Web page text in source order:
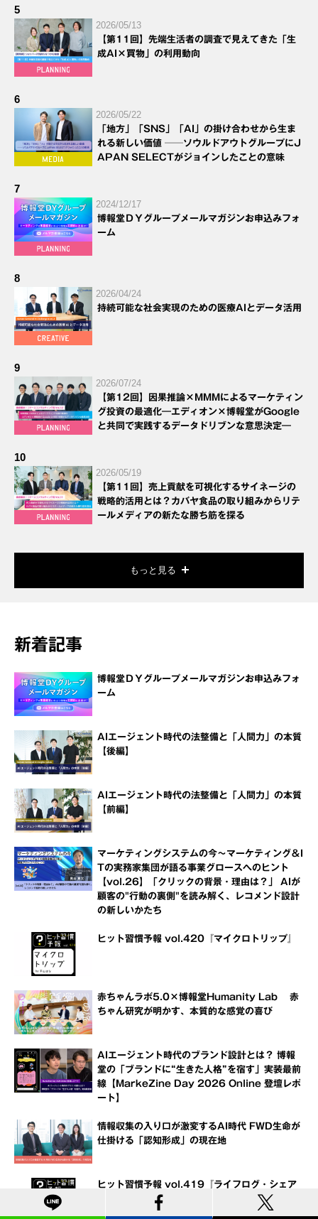
5
2026/05/13
【第11回】先端生活者の調査で見えてきた「生
成AI×買物」の利用動向
6
2026/05/22
「地方」「SNS」「AI」の掛け合わせから生ま
れる新しい価値 ──ソウルドアウトグループにJ
APAN SELECTがジョインしたことの意味
7
2024/12/17
博報堂ＤＹグループメールマガジンお申込みフォ
ーム
8
2026/04/24
持続可能な社会実現のための医療AIとデータ活用
9
2026/07/24
【第12回】因果推論×MMMによるマーケティン
グ投資の最適化―エディオン×博報堂がGoogle
と共同で実践するデータドリブンな意思決定―
10
2026/05/19
【第11回】売上貢献を可視化するサイネージの
戦略的活用とは？カバヤ食品の取り組みからリテ
ールメディアの新たな勝ち筋を探る
もっと見る
新着記事
博報堂ＤＹグループメールマガジンお申込みフォ
ーム
AIエージェント時代の法整備と「人間力」の本質
【後編】
AIエージェント時代の法整備と「人間力」の本質
【前編】
マーケティングシステムの今～マーケティング＆I
Tの実務家集団が語る事業グロースへのヒント
【vol.26】「クリックの背景・理由は？」 AIが
顧客の"行動の裏側"を読み解く、レコメンド設計
の新しいかたち
ヒット習慣予報 vol.420『マイクロトリップ』
赤ちゃんラボ5.0×博報堂Humanity Lab 赤
ちゃん研究が明かす、本質的な感覚の喜び
AIエージェント時代のブランド設計とは？ 博報
堂の「ブランドに“生きた人格”を宿す」実装最前
線【MarkeZine Day 2026 Online 登壇レポ
ート】
情報収集の入り口が激変するAI時代 FWD生命が
仕掛ける「認知形成」の現在地
ヒット習慣予報 vol.419『ライフログ・シェア